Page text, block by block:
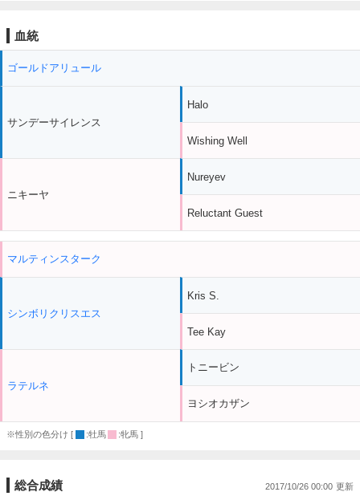
血統
ゴールドアリュール
サンデーサイレンス
ニキーヤ
Halo
Wishing Well
Nureyev
Reluctant Guest
マルティンスターク
シンボリクリスエス
ラテルネ
Kris S.
Tee Kay
トニービン
ヨシオカザン
※性別の色分け [ :牡馬 :牝馬 ]
総合成績 2017/10/26 00:00